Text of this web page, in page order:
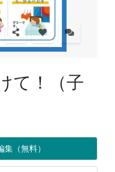
て！（子
（無料）